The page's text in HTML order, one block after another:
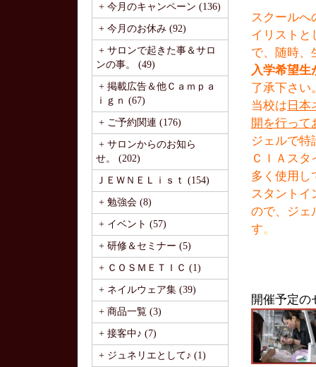
+ 今月のキャンペーン (136)
+ 今月のお休み (92)
+ サロンで起きた事＆サロ
ンの事。 (49)
+ 掲載広告＆他Ｃａｍｐａ
ｉｇｎ (67)
+ ご予約関連 (176)
+ サロンからのお知ら
せ。 (202)
ＪＥＷＮＥＬｉｓｔ (154)
+ 勉強会 (8)
+ イベント (57)
+ 研修＆セミナー (5)
+ ＣＯＳＭＥＴＩＣ (1)
+ ネイルウェア集 (39)
+ 商品一覧 (3)
+ 接客中♪ (7)
+ ジュネリエとして♪ (1)
スクールへ
イリストと
で、随時、
入学希望生
了承下さい
当校は 日
開を行って
ジェルで特
ＣＩＡス
多く使用し
スタントイ
ので、ジェ
す。
開催予定の